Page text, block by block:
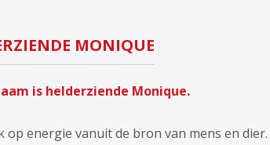
MONIQUE
is helderziende Monique.
op energie vanuit de bron van mens en